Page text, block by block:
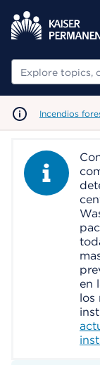
Buscar
Incendios
Information
en
los